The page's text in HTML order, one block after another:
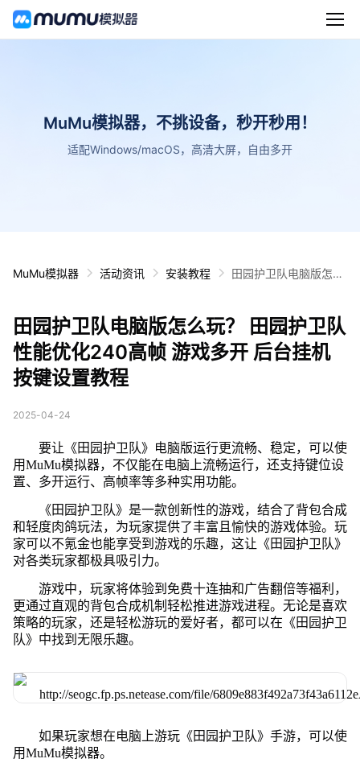
MuMu模拟器，不挑设备，秒开秒用！
适配Windows/macOS，高清大屏，自由多开
MuMu模拟器 活动资讯 安装教程
田园护卫队电脑版怎么
后台挂机 按键设置教程
田园护卫队电脑版怎么玩？ 田园护卫队
性能优化240高帧 游戏多开 后台挂机
按键设置教程
2025-04-24
要让《田园护卫队》电脑版运行更流畅、稳定，可以使
用MuMu模拟器，不仅能在电脑上流畅运行，还支持键位设
置、多开运行、高帧率等多种实用功能。
《田园护卫队》是一款创新性的游戏，结合了背包合成
和轻度肉鸽玩法，为玩家提供了丰富且愉快的游戏体验。玩
家可以不氪金也能享受到游戏的乐趣，这让《田园护卫队》
对各类玩家都极具吸引力。
游戏中，玩家将体验到免费十连抽和广告翻倍等福利，
更通过直观的背包合成机制轻松推进游戏进程。无论是喜欢
策略的玩家，还是轻松游玩的爱好者，都可以在《田园护卫
队》中找到无限乐趣。
如果玩家想在电脑上游玩《田园护卫队》手游，可以使
用MuMu模拟器。